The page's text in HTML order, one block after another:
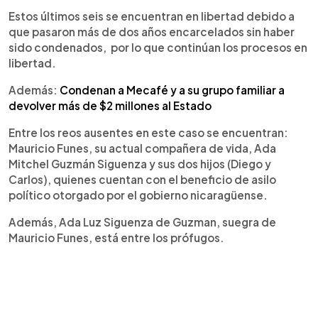
Estos últimos seis se encuentran en libertad debido a
que pasaron más de dos años encarcelados sin haber
sido condenados, por lo que continúan los procesos en
libertad.
Además: Condenan a Mecafé y a su grupo familiar a
devolver más de $2 millones al Estado
Entre los reos ausentes en este caso se encuentran:
Mauricio Funes, su actual compañera de vida, Ada
Mitchel Guzmán Siguenza y sus dos hijos (Diego y
Carlos), quienes cuentan con el beneficio de asilo
político otorgado por el gobierno nicaragüense.
Además, Ada Luz Siguenza de Guzman, suegra de
Mauricio Funes, está entre los prófugos.